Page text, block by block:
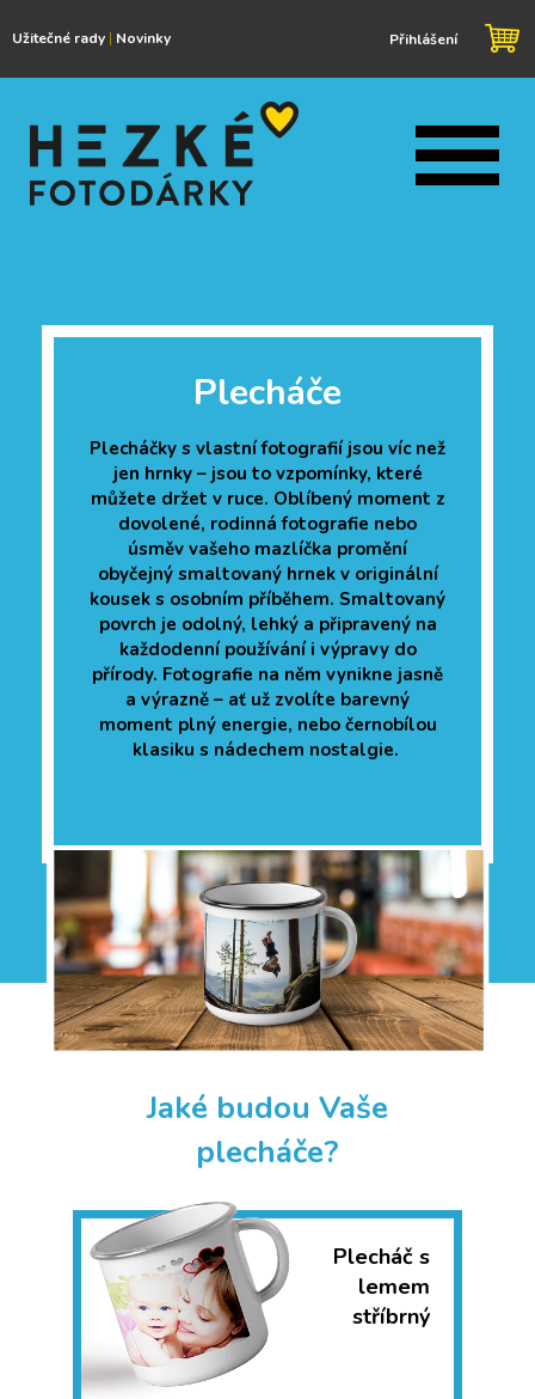
Přihlášení
Užitečné rady | Novinky
Plecháče
Plecháčky s vlastní fotografií jsou víc než
jen hrnky – jsou to vzpomínky, které
můžete držet v ruce. Oblíbený moment z
dovolené, rodinná fotografie nebo
úsměv vašeho mazlíčka promění
obyčejný smaltovaný hrnek v originální
kousek s osobním příběhem. Smaltovaný
povrch je odolný, lehký a připravený na
každodenní používání i výpravy do
přírody. Fotografie na něm vynikne jasně
a výrazně – ať už zvolíte barevný
moment plný energie, nebo černobílou
klasiku s nádechem nostalgie.
Jaké budou Vaše
plecháče?
Plecháč s
lemem
stříbrný